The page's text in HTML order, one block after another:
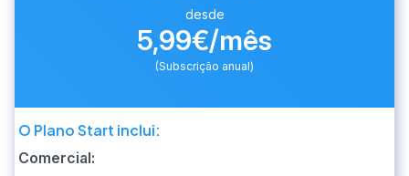
desde
5,99€/mês
(Subscrição anual)
O Plano Start inclui:
Comercial: